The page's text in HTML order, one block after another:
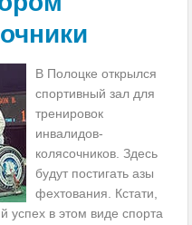
В Полоцке открылся
спортивный зал для
тренировок
инвалидов-
колясочников. Здесь
будут постигать азы
фехтования. Кстати,
в этом виде спорта